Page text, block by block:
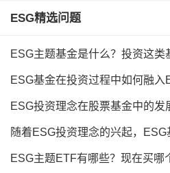
ESG精选问题
ESG主题基金是什么？投资这类
ESG基金在投资过程中如何融入
ESG投资理念在股票基金中的发
ESG主题ETF有哪些？现在买哪